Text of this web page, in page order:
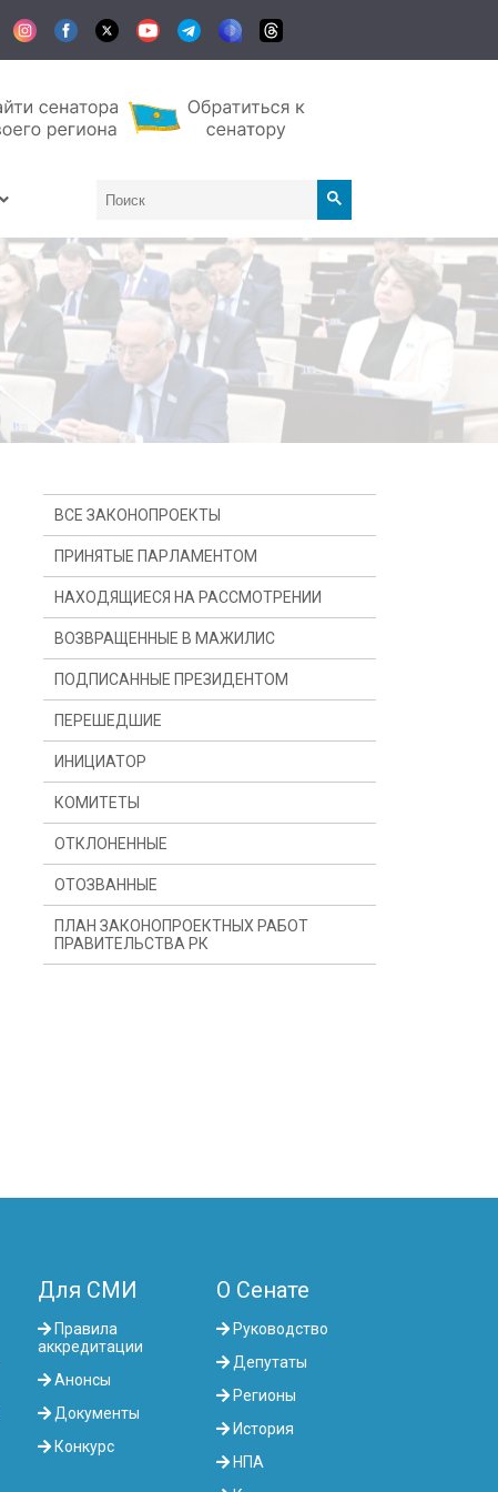
ВСЕ ЗАКОНОПРОЕКТЫ
ПРИНЯТЫЕ ПАРЛАМЕНТОМ
НАХОДЯЩИЕСЯ НА РАССМОТРЕНИИ
ВОЗВРАЩЕННЫЕ В МАЖИЛИС
ПОДПИСАННЫЕ ПРЕЗИДЕНТОМ
ПЕРЕШЕДШИЕ
С ПРОШЛОГО ГОДА
С ПРОШЛОЙ СЕССИИ
ИНИЦИАТОР
ПРЕЗИДЕНТ
ДЕПУТАТ(Ы)
ПРАВИТЕЛЬСТВО
КОМИТЕТЫ
КОМИТЕТ ПО КОНСТИТУЦИОННОМУ
ЗАКОНОДАТЕЛЬСТВУ, СУДЕБНОЙ
СИСТЕМЕ И ПРАВООХРАНИТЕЛЬНЫМ
КОМИТЕТ ПО ФИНАНСАМ И БЮДЖЕТУ
ОТКЛОНЕННЫЕ
ОТОЗВАННЫЕ
ПЛАН ЗАКОНОПРОЕКТНЫХ РАБОТ
ПРАВИТЕЛЬСТВА РК
Для СМИ
Правила
аккредитации
Анонсы
Документы
Конкурс
О Сенате
Руководство
Депутаты
Регионы
История
НПА